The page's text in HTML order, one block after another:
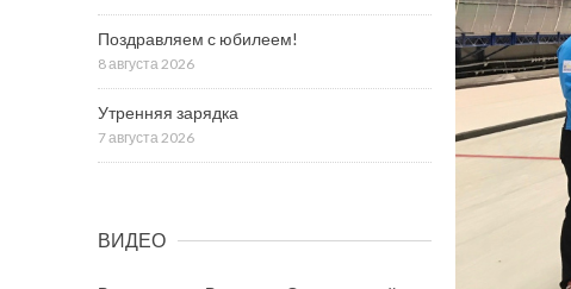
Поздравляем с юбилеем!
8 августа 2026
Утренняя зарядка
7 августа 2026
ВИДЕО